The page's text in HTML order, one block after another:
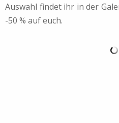
Auswahl findet ihr in der
-50 % auf euch.